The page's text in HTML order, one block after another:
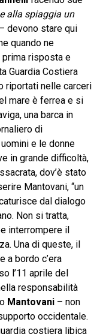
alla spiaggia un
devono stare qui
quando ne
prima risposta e
Guardia Costiera
riportati nelle carceri
mare è ferrea e si
una barca in
di
e le donne
in grande difficoltà,
dov’è stato
Mantovani, “un
dal dialogo
Non si tratta,
interrompere il
Una di queste, il
a bordo c’era
l’11 aprile del
responsabilità
Mantovani– non
occidentale.
costiera libica